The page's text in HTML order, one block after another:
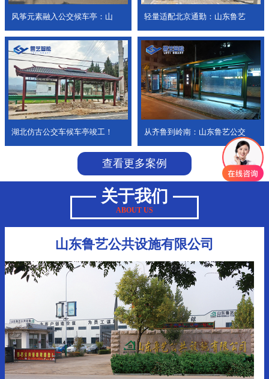
风筝元素融入公交候车亭：山 轻量适配北京通勤：山东鲁艺
湖北仿古公交车候车亭竣工！ 从齐鲁到岭南：山东鲁艺公交
查看更多案例
关于我们
ABOUT US
山东鲁艺公共设施有限公司